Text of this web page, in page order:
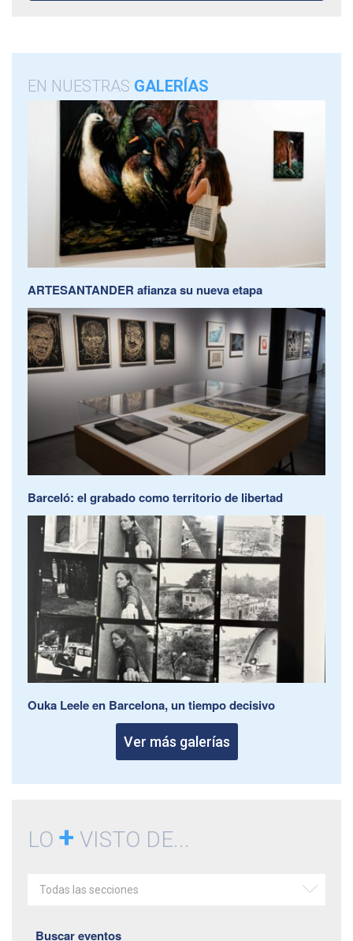
EN NUESTRAS GALERÍAS
ARTESANTANDER afianza su nueva etapa
Barceló: el grabado como territorio de libertad
Ouka Leele en Barcelona, un tiempo decisivo
Ver más galerías
LO + VISTO DE...
Todas las secciones
Buscar eventos